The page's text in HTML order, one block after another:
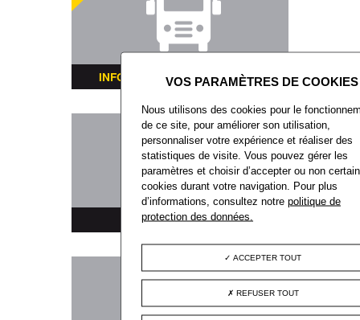
INFORMATIONS TRANSPORTS
PLAN DE LA VILLE
Nous utilisons des cookies pour le
de ce site, pour améliorer son utilisation,
personnaliser votre expérience et réaliser des
statistiques de visite. Vous pouvez gérer les
paramètres et choisir d’accepter ou non
cookies durant votre navigation. Pour plus
d’informations, consultez notrepolitique de
protection des données.
ACCEPTER TOUT
REFUSER TOUT